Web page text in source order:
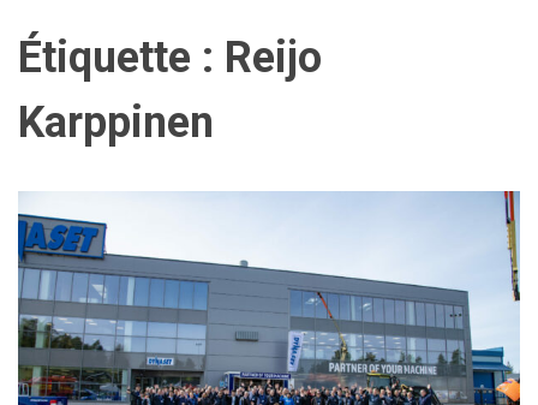
Étiquette : Reijo
Karppinen